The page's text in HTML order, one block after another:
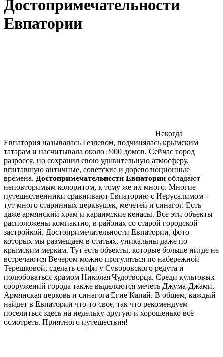
Достопримечательности
Евпатории
Некогда
Евпатория называлась Гезлевом, подчинялась крымским
татарам и насчитывала около 2000 домов. Сейчас город
разросся, но сохранил свою удивительную атмосферу,
впитавшую античные, советские и дореволюционные
времена. Достопримечательности Евпатории обладают
неповторимым колоритом, к тому же их много. Многие
путешественники сравнивают Евпаторию с Иерусалимом -
тут много старинных церквушек, мечетей и синагог. Есть
даже армянский храм и караимские кенасы. Все эти объекты
расположены компактно, в районах со старой городской
застройкой. Достопримечательности Евпатории, фото
которых мы размещаем в статьях, уникальны даже по
крымским меркам. Тут есть объекты, которые больше нигде не
встречаются Вечером можно прогуляться по набережной
Терешковой, сделать селфи у Суворовского редута и
полюбоваться храмом Николая Чудотворца. Среди культовых
сооружений города также выделяются мечеть Джума-Джами,
Армянская церковь и синагога Егие Капай. В общем, каждый
найдет в Евпатории что-то свое, так что рекомендуем
поселиться здесь на недельку-другую и хорошенько всё
осмотреть. Приятного путешествия!